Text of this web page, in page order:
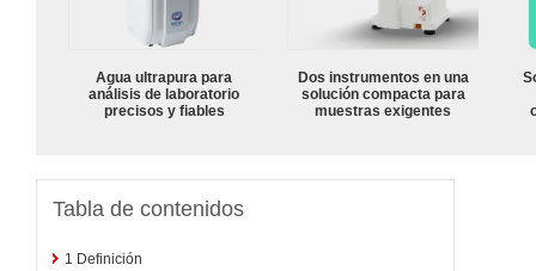
Agua ultrapura para
análisis de laboratorio
precisos y fiables
Dos instrumentos en una
solución compacta para
muestras exigentes
Tabla de contenidos
1 Definición